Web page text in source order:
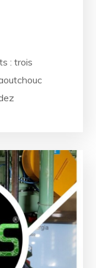
: trois